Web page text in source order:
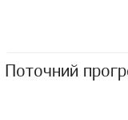
Поточний